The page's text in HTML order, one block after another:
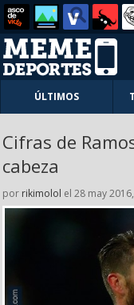
ÚLTIMOS
Cifras de
cabeza
por rikimolol el 28 may